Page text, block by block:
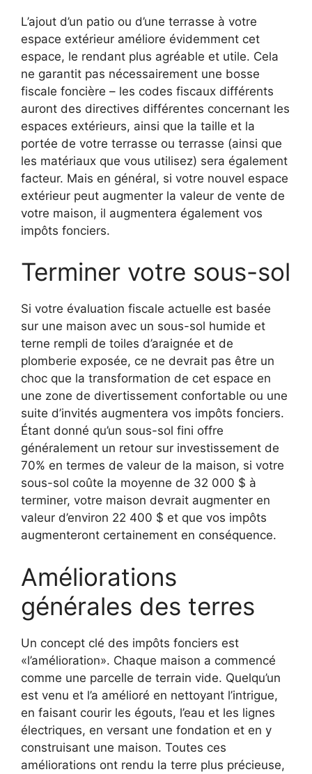
L’ajout d’un patio ou d’une terrasse à votre
espace extérieur améliore évidemment cet
espace, le rendant plus agréable et utile. Cela
ne garantit pas nécessairement une bosse
fiscale foncière – les codes fiscaux différents
auront des directives différentes concernant les
espaces extérieurs, ainsi que la taille et la
portée de votre terrasse ou terrasse (ainsi que
les matériaux que vous utilisez) sera également
facteur. Mais en général, si votre nouvel espace
extérieur peut augmenter la valeur de vente de
votre maison, il augmentera également vos
impôts fonciers.
Terminer votre sous-sol
Si votre évaluation fiscale actuelle est basée
sur une maison avec un sous-sol humide et
terne rempli de toiles d’araignée et de
plomberie exposée, ce ne devrait pas être un
choc que la transformation de cet espace en
une zone de divertissement confortable ou une
suite d’invités augmentera vos impôts fonciers.
Étant donné qu’un sous-sol fini offre
généralement un retour sur investissement de
70% en termes de valeur de la maison, si votre
sous-sol coûte la moyenne de 32 000 $ à
terminer, votre maison devrait augmenter en
valeur d’environ 22 400 $ et que vos impôts
augmenteront certainement en conséquence.
Améliorations
générales des terres
Un concept clé des impôts fonciers est
«l’amélioration». Chaque maison a commencé
comme une parcelle de terrain vide. Quelqu’un
est venu et l’a amélioré en nettoyant l’intrigue,
en faisant courir les égouts, l’eau et les lignes
électriques, en versant une fondation et en y
construisant une maison. Toutes ces
améliorations ont rendu la terre plus précieuse,